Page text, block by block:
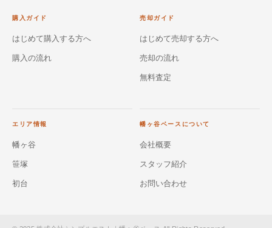
購入ガイド
はじめて購入する方へ
購入の流れ
売却ガイド
はじめて売却する方へ
売却の流れ
無料査定
エリア情報
幡ヶ谷
笹塚
初台
幡ヶ谷ベースについて
会社概要
スタッフ紹介
お問い合わせ